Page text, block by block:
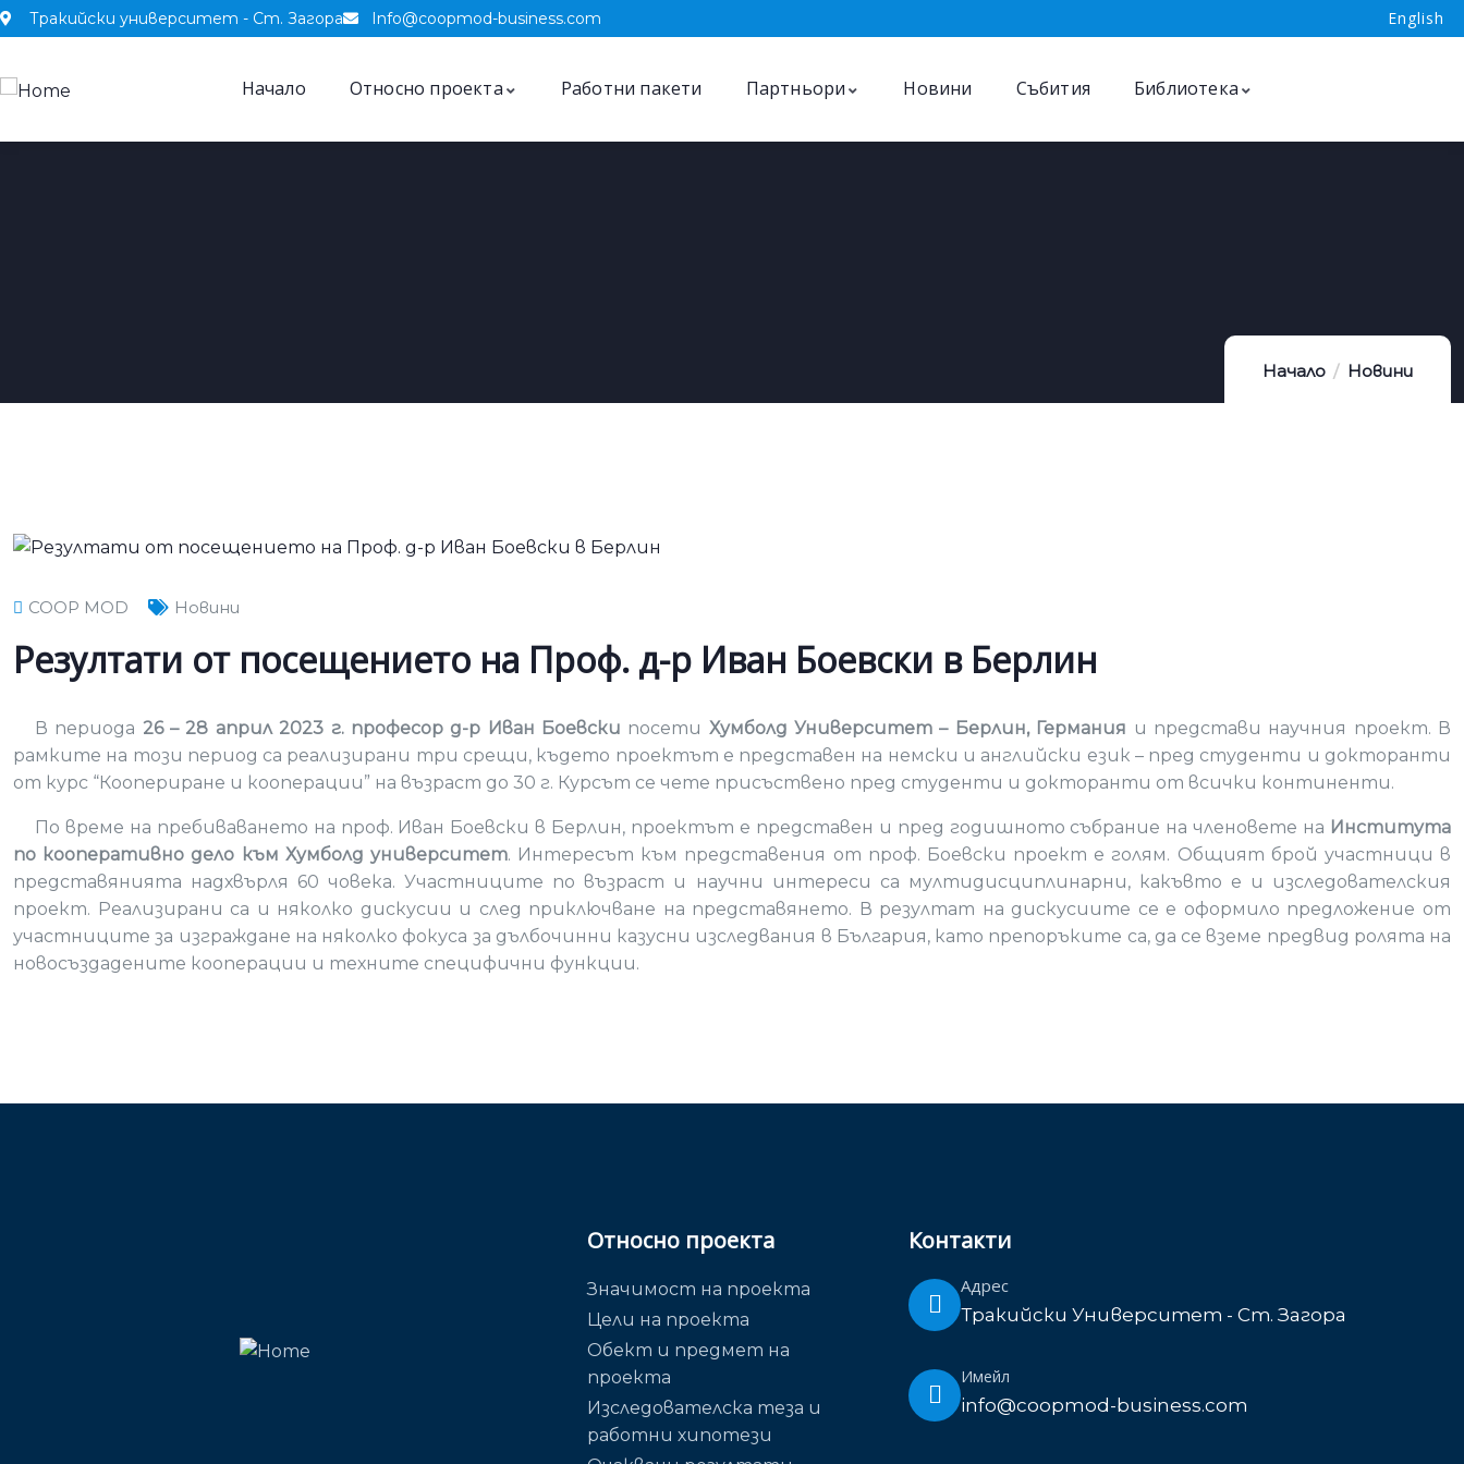
Тракийски университет - Ст. Загора Info@coopmod-business.com English
Начало Относно проекта Работни пакети Партньори Новини Събития Библиотека
Начало Новини
COOP MOD Новини
Резултати от посещението на Проф. д-р Иван Боевски в Берлин
В периода 26 – 28 април 2023 г. професор д-р Иван Боевски посети Хумболд Университет – Берлин, Германия и представи научния проект. В
рамките на този период са реализирани три срещи, където проектът е представен на немски и английски език – пред студенти и докторанти
от курс “Коопериране и кооперации” на възраст до 30 г. Курсът се чете присъствено пред студенти и докторанти от всички континенти.
По време на пребиваването на проф. Иван Боевски в Берлин, проектът е представен и пред годишното събрание на членовете на Института
по кооперативно дело към Хумболд университет. Интересът към представения от проф. Боевски проект е голям. Общият брой участници в
представянията надхвърля 60 човека. Участниците по възраст и научни интереси са мултидисциплинарни, какъвто е и изследователския
проект. Реализирани са и няколко дискусии и след приключване на представянето. В резултат на дискусиите се е оформило предложение от
участниците за изграждане на няколко фокуса за дълбочинни казусни изследвания в България, като препоръките са, да се вземе предвид ролята на
новосъздадените кооперации и техните специфични функции.
Относно проекта
Значимост на проекта
Цели на проекта
Обект и предмет на
проекта
Изследователска теза и
работни хипотези
Контакти
Адрес
Тракийски Университет - Ст. Загора
Имейл
info@coopmod-business.com